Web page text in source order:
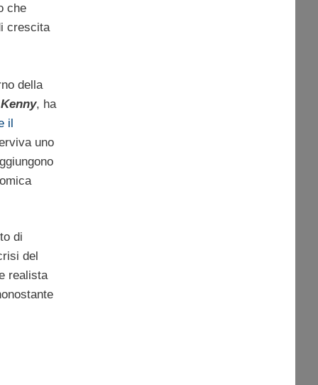
che
crescita
della
, ha
il
uno
di
del
realista